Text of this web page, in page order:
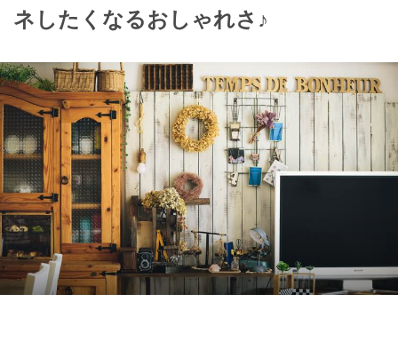
ネしたくなるおしゃれさ♪